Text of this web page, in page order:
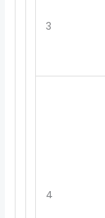
3
4